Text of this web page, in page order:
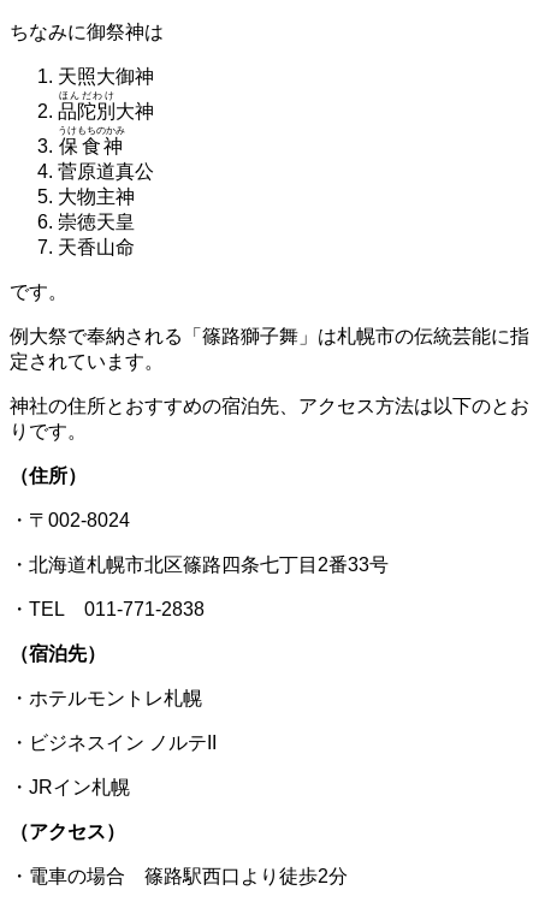
ちなみに御祭神は
天照大御神
品陀別
ほんだわけ
大神
保食神
うけもちのかみ
菅原道真公
大物主神
崇徳天皇
天香山命
です。
例大祭で奉納される「篠路獅子舞」は札幌市の伝統芸能に指
定されています。
神社の住所とおすすめの宿泊先、アクセス方法は以下のとお
りです。
（住所）
・〒002-8024
・北海道札幌市北区篠路四条七丁目2番33号
・TEL 011-771-2838
（宿泊先）
・ホテルモントレ札幌
・ビジネスイン ノルテII
・JRイン札幌
（アクセス）
・電車の場合 篠路駅西口より徒歩2分